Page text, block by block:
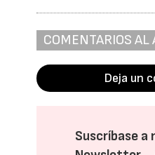
COMENTARIOS
Deja un
Suscríbase a